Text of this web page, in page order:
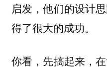
启发，他们的设计
得了很大的成功。
你看，先搞起来，